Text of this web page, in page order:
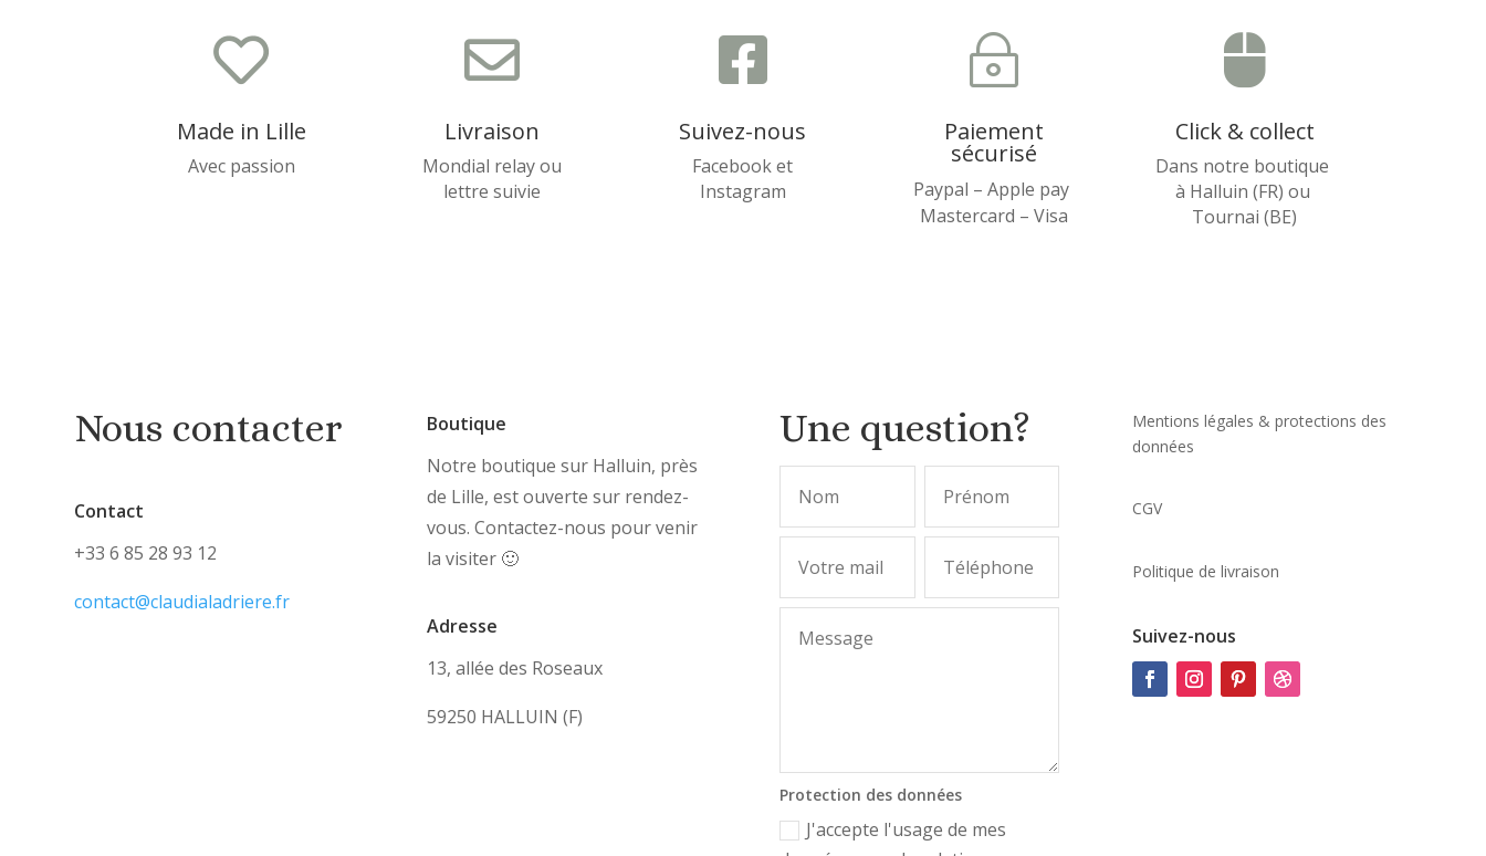

Made in Lille
Avec passion

Livraison
Mondial relay ou
lettre suivie

Suivez-nous
Facebook et
Instagram
~
Paiement
sécurisé
Paypal – Apple pay
Mastercard – Visa

Click & collect
Dans notre boutique
à Halluin (FR) ou
Tournai (BE)
Nous contacter
Contact
+33 6 85 28 93 12
contact@claudialadriere.fr
Boutique
Notre boutique sur Halluin, près
de Lille, est ouverte sur rendez-
vous. Contactez-nous pour venir
la visiter 🙂
Adresse
13, allée des Roseaux
59250 HALLUIN (F)
Une question?
Protection des données
J'accepte l'usage de mes
Mentions légales & protections des
données
CGV
Politique de livraison
Suivez-nous